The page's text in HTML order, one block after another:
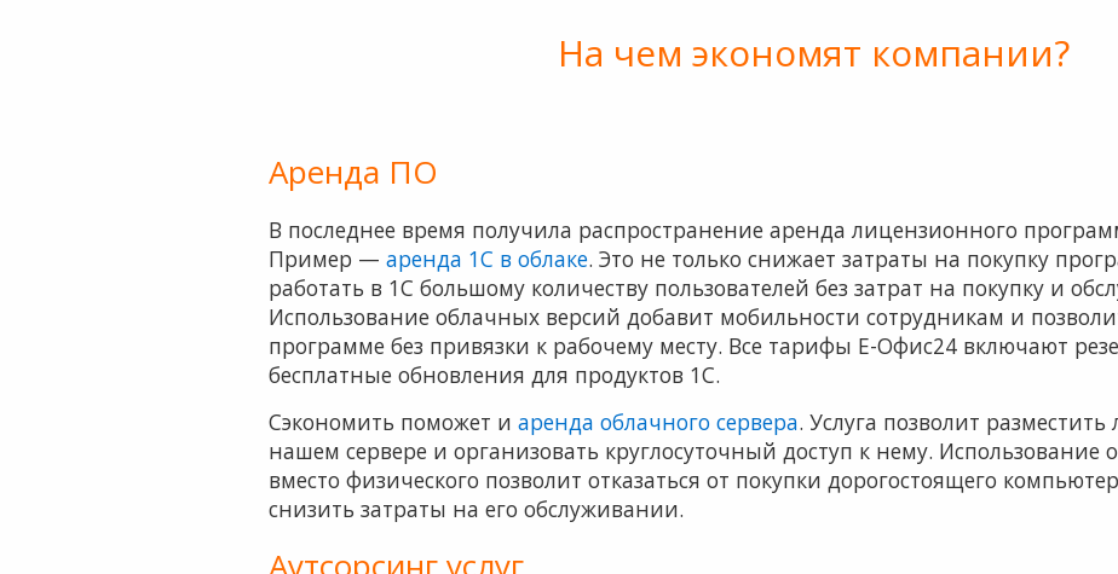
На чем экономят компании?
Аренда ПО
В последнее время получила распространение аренда лицензионного
Пример — аренда 1С в облаке. Это не только снижает затраты на покупку
работать в 1С большому количеству пользователей без затрат на покупку и
Использование облачных версий добавит мобильности сотрудникам и
программе без привязки к рабочему месту. Все тарифы Е-Офис24 включают
бесплатные обновления для продуктов 1С.
Сэкономить поможет и аренда облачного сервера. Услуга позволит
нашем сервере и организовать круглосуточный доступ к нему. Использование
вместо физического позволит отказаться от покупки дорогостоящего
снизить затраты на его обслуживании.
Аутсорсинг услуг